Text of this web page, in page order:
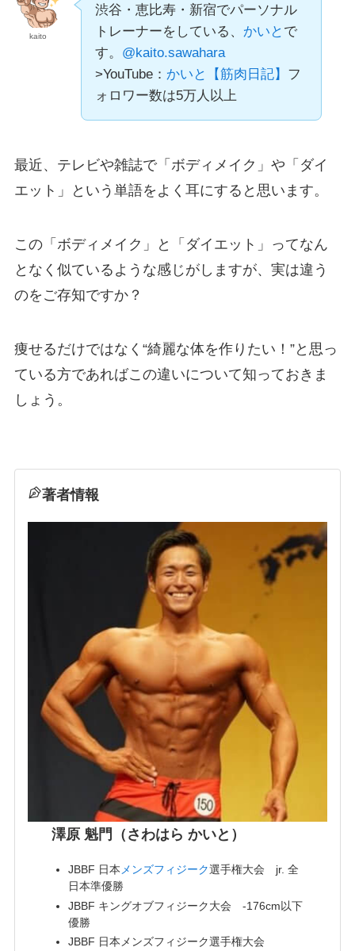
kaito
渋谷・恵比寿・新宿でパーソナル
トレーナーをしている、 かいと で
す。 @kaito.sawahara
>YouTube： かいと【筋肉日記】 フ
ォロワー数は5万人以上
最近、テレビや雑誌で「ボディメイク」や「ダイ
エット」という単語をよく耳にすると思います。
この「ボディメイク」と「ダイエット」ってなん
となく似ているような感じがしますが、実は違う
のをご存知ですか？
痩せるだけではなく“綺麗な体を作りたい！”と思っ
ている方であればこの違いについて知っておきま
しょう。
著者情報
澤原 魁門（さわはら かいと）
JBBF 日本メンズフィジーク選手権大会 jr. 全
日本準優勝
JBBF キングオブフィジーク大会 -176cm以下
優勝
JBBF 日本メンズフィジーク選手権大会